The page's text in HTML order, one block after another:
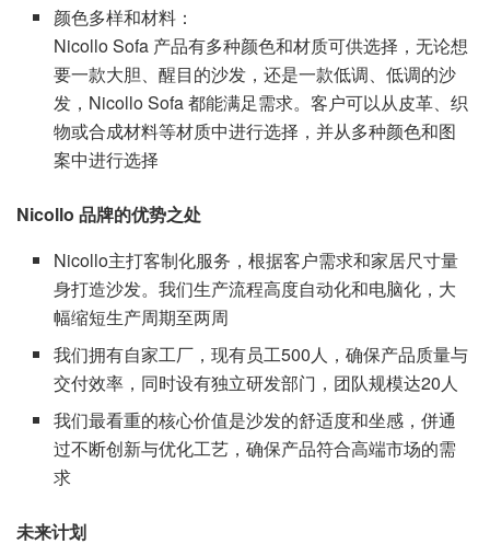
颜色多样和材料：
Nicollo Sofa 产品有多种颜色和材质可供选择，无论想
要一款大胆、醒目的沙发，还是一款低调、低调的沙
发，Nicollo Sofa 都能满足需求。客户可以从皮革、织
物或合成材料等材质中进行选择，并从多种颜色和图
案中进行选择
Nicollo 品牌的优势之处
Nicollo主打客制化服务，根据客户需求和家居尺寸量
身打造沙发。我们生产流程高度自动化和电脑化，大
幅缩短生产周期至两周
我们拥有自家工厂，现有员工500人，确保产品质量与
交付效率，同时设有独立研发部门，团队规模达20人
我们最看重的核心价值是沙发的舒适度和坐感，併通
过不断创新与优化工艺，确保产品符合高端市场的需
求
未来计划